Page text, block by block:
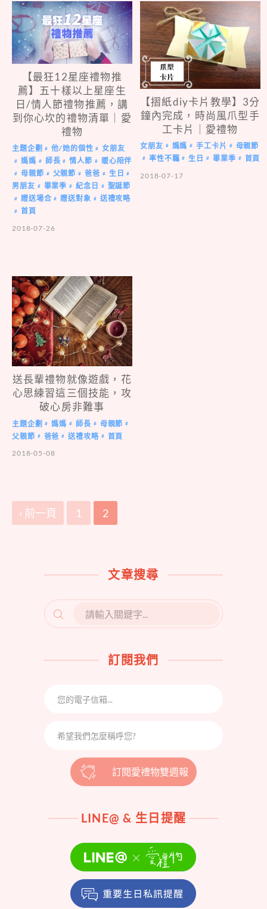
【最狂12星座禮物推
薦】五十樣以上星座生
日/情人節禮物推薦，講
到你心坎的禮物清單｜愛
禮物
主題企劃 # 他/她的個性 # 女朋友
# 媽媽 # 師長 # 情人節 # 暖心陪伴
# 母親節 # 父親節 # 爸爸 # 生日 #
男朋友 # 畢業季 # 紀念日 # 聖誕節
# 贈送場合 # 贈送對象 # 送禮攻略
# 首頁
2018-07-26
【摺紙diy卡片教學】3分
鐘內完成，時尚風爪型手
工卡片｜愛禮物
女朋友 # 媽媽 # 手工卡片 # 母親節
# 率性不羈 # 生日 # 畢業季 #
首頁
2018-07-17
送長輩禮物就像遊戲，花
心思練習這三個技能，攻
破心房非難事
主題企劃 # 媽媽 # 師長 # 母親節 #
父親節 # 爸爸 # 送禮攻略 #
首頁
2018-05-08
‹ 前一頁 1 2
文章搜尋
SEARCH
FOR:
訂閱我們
訂閱愛禮物雙週報
LINE@ & 生日提醒